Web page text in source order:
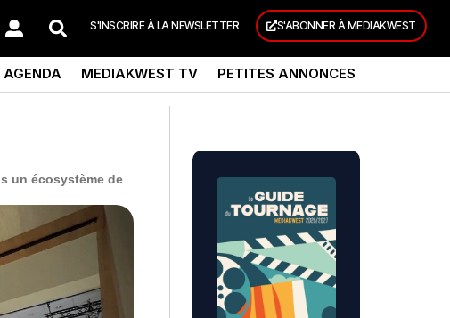
S'INSCRIRE À LA NEWSLETTER S'ABONNER À MEDIAKWEST
AGENDA MEDIAKWEST TV PETITES ANNONCES
un écosystème de